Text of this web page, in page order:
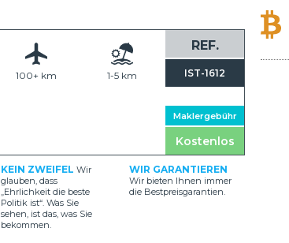
REF.
IST-1612
Maklergebühr
Kostenlos
100+ km 1-5 km
KEIN ZWEIFEL Wir
glauben, dass
„Ehrlichkeit die beste
Politik ist“. Was Sie
sehen, ist das, was Sie
bekommen.
WIR GARANTIEREN
Wir bieten Ihnen immer
die Bestpreisgarantien.